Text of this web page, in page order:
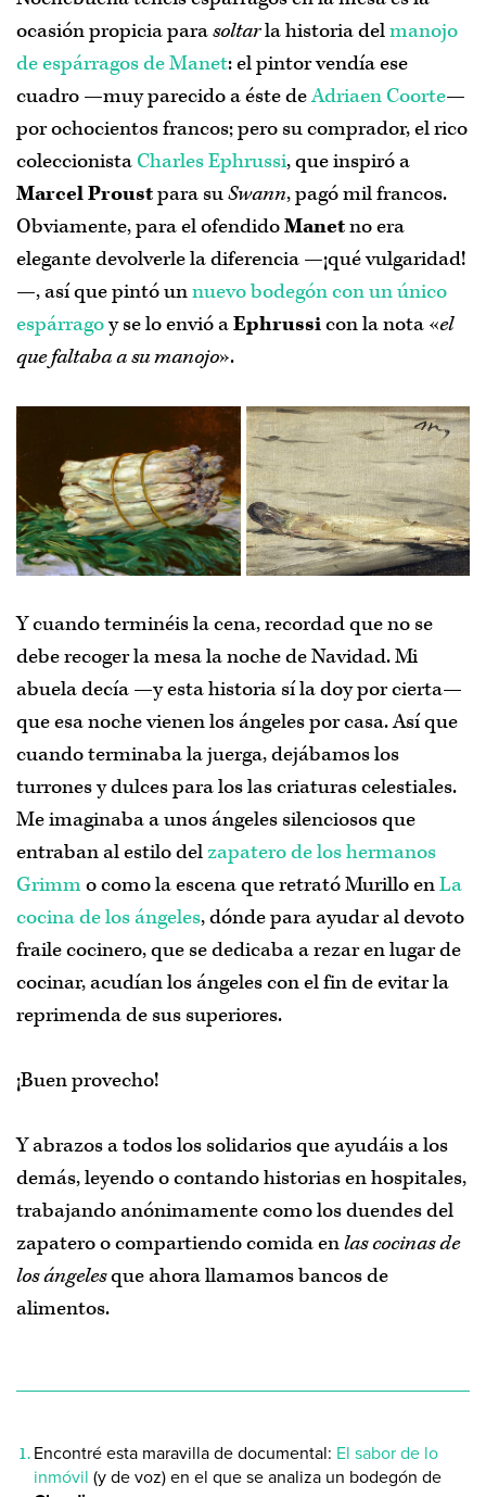
ocasión propicia parasoltarla historia delmanojo
de espárragos de Manet: el pintor vendía ese
cuadro —muy parecido a éste deAdriaen Coorte—
por ochocientos francos; pero su comprador, el rico
coleccionistaCharles Ephrussi, que inspiró a
Marcel Proustpara suSwann, pagó mil francos.
Obviamente, para el ofendidoManetno era
elegante devolverle la diferencia —¡qué vulgaridad!
—, así que pintó unnuevo bodegón con un único
espárragoy se lo envió aEphrussicon la nota «el
que faltaba a su manojo».
Y cuando terminéis la cena, recordad que no se
debe recoger la mesa la noche de Navidad. Mi
abuela decía —y esta historia sí la doy por cierta—
que esa noche vienen los ángeles por casa. Así que
cuando terminaba la juerga, dejábamos los
turrones y dulces para los las criaturas celestiales.
Me imaginaba a unos ángeles silenciosos que
entraban al estilo delzapatero de los hermanos
Grimmo como la escena que retrató Murillo enLa
cocina de los ángeles, dónde para ayudar al devoto
fraile cocinero, que se dedicaba a rezar en lugar de
cocinar, acudían los ángeles con el fin de evitar la
reprimenda de sus superiores.
¡Buen provecho!
Y abrazos a todos los solidarios que ayudáis a los
demás, leyendo o contando historias en hospitales,
trabajando anónimamente como los duendes del
zapatero o compartiendo comida enlas cocinas de
los ángelesque ahora llamamos bancos de
alimentos.
Encontré esta maravilla de documental: El sabor de lo
inmóvil (y de voz) en el que se analiza un bodegón de